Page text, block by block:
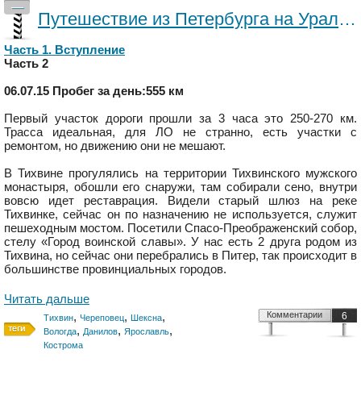
—
Путешествие из Петербурга на Урал. От Ленинградской до Костромской.
Часть 1. Вступление
Часть 2
06.07.15 Пробег за день:555 км
Первый участок дороги прошли за 3 часа это 250-270 км.
Трасса идеальная, для ЛО не странно, есть участки с
ремонтом, но движению они не мешают.
В Тихвине прогулялись на территории Тихвинского мужского
монастыря, обошли его снаружи, там собирали сено, внутри
вовсю идет реставрация. Видели старый шлюз на реке
Тихвинке, сейчас он по назначению не используется, служит
пешеходным мостом. Посетили Спасо-Преображенский собор,
стелу «Город воинской славы». У нас есть 2 друга родом из
Тихвина, но сейчас они перебрались в Питер, так происходит в
большинстве провинциальных городов.
Читать дальше
Тихвин, Череповец, Шексна,
Вологда, Данилов, Ярославль,
Кострома
6
Комментарии